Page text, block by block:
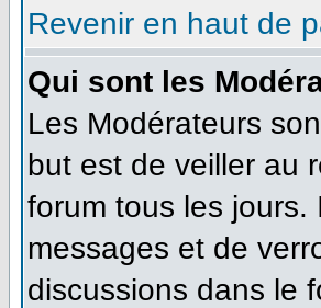
Revenir en haut de
Qui sont les
Les Modérateurs
but est de veiller au
forum tous les
messages et de
discussions dans le